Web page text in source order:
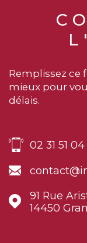
14450
EMAIL *